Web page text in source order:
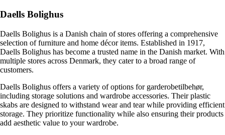
Daells Bolighus
Daells Bolighus is a Danish chain of stores offering a comprehensive
selection of furniture and home décor items. Established in 1917,
Daells Bolighus has become a trusted name in the Danish market. With
multiple stores across Denmark, they cater to a broad range of
customers.
Daells Bolighus offers a variety of options for garderobetilbehør,
including storage solutions and wardrobe accessories. Their plastic
skabs are designed to withstand wear and tear while providing efficient
storage. They prioritize functionality while also ensuring their products
add aesthetic value to your wardrobe.